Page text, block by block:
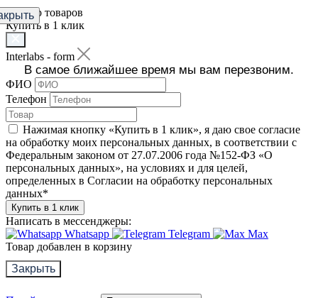
Фильтр товаров
Купить в 1 клик
Interlabs - form
В самое ближайшее время мы вам перезвоним.
ФИО
Телефон
Нажимая кнопку «Купить в 1 клик», я даю свое согласие
на обработку моих персональных данных, в соответствии с
Федеральным законом от 27.07.2006 года №152-ФЗ «О
персональных данных», на условиях и для целей,
определенных в Согласии на обработку персональных
данных*
Купить в 1 клик
Написать в мессенджеры:
Whatsapp
Telegram
Max
Товар добавлен в корзину
Закрыть